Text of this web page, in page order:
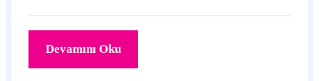
Devamını Oku